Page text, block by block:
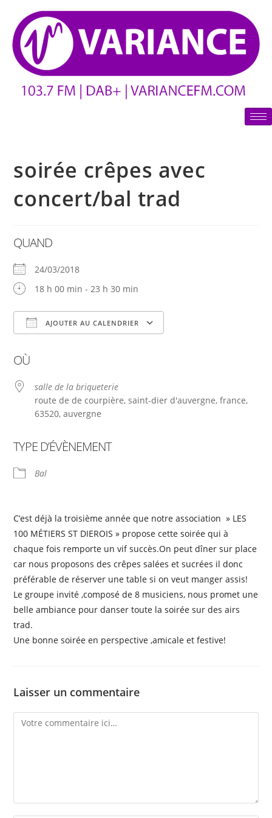
soirée crêpes avec
concert/bal trad
QUAND
24/03/2018
18 h 00 min - 23 h 30 min
AJOUTER AU CALENDRIER
OÙ
salle de la briqueterie
route de de courpière, saint-dier d'auvergne, france,
63520, auvergne
TYPE D’ÉVÈNEMENT
Bal
C’est déjà la troisième année que notre association » LES
100 MÉTIERS ST DIEROIS » propose cette soirée qui à
chaque fois remporte un vif succès.On peut dîner sur place
car nous proposons des crêpes salées et sucrées il donc
préférable de réserver une table si on veut manger assis!
Le groupe invité ,composé de 8 musiciens, nous promet une
belle ambiance pour danser toute la soirée sur des airs
trad.
Une bonne soirée en perspective ,amicale et festive!
Laisser un commentaire